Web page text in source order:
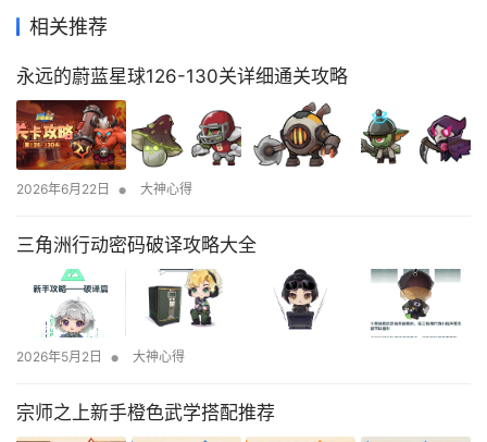
相关推荐
永远的蔚蓝星球126-130关详细通关攻略
2026年6月22日 • 大神心得
三角洲行动密码破译攻略大全
2026年5月2日 • 大神心得
宗师之上新手橙色武学搭配推荐